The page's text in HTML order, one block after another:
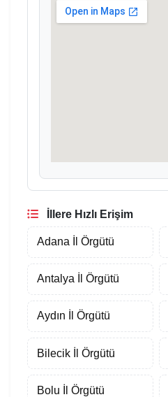
İllere Hızlı Erişim
Adana İl Örgütü
Antalya İl Örgütü
Aydın İl Örgütü
Bilecik İl Örgütü
Bolu İl Örgütü